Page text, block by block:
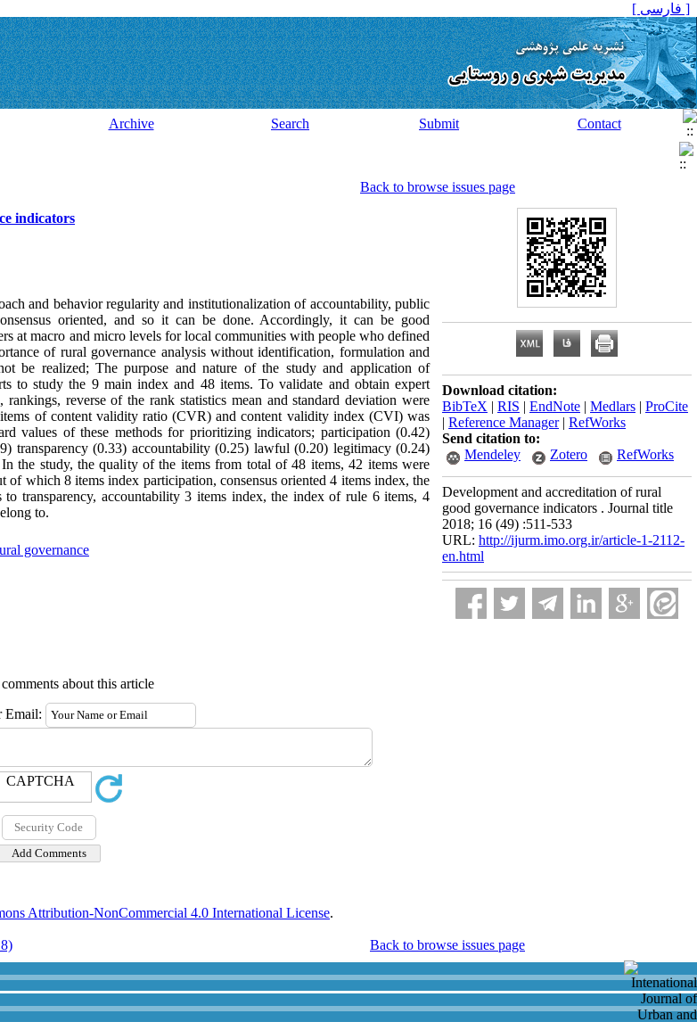
[ فارسی ]
Archive Search Submit Contact
Back to browse issues page
indicators
and behavior regularity and institutionalization of accountability, public
oriented, and so it can be done. Accordingly, it can be good
at macro and micro levels for local communities with people who defined
of rural governance analysis without identification, formulation and
be realized; The purpose and nature of the study and application of
to study the 9 main index and 48 items. To validate and obtain expert
reverse of the rank statistics mean and standard deviation were
of content validity ratio (CVR) and content validity index (CVI) was
values ​​of these methods for prioritizing indicators; participation (0.42)
transparency (0.33) accountability (0.25) lawful (0.20) legitimacy (0.24)
the study, the quality of the items from total of 48 items, 42 items were
which 8 items index participation, consensus oriented 4 items index, the
transparency, accountability 3 items index, the index of rule 6 items, 4
to.
governance
about this article
Email:
Download citation:
BibTeX | RIS | EndNote | Medlars | ProCite
| Reference Manager| RefWorks
Send citation to:
Mendeley
Zotero RefWorks
Development and accreditation of rural
good governance indicators . Journal title
2018; 16 (49) :511-533
URL: http://ijurm.imo.org.ir/article-1-2112-
en.html
Attribution-NonCommercial 4.0 International License.
Back to browse issues page